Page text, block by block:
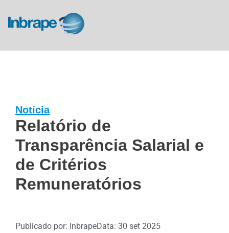
Notícia
Relatório de
Transparência Salarial e
de Critérios
Remuneratórios
Publicado por: InbrapeData: 30 set 2025